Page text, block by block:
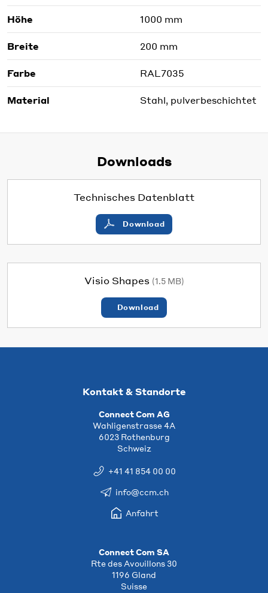
Höhe 1000 mm
Breite 200 mm
Farbe RAL7035
Material Stahl, pulverbeschichtet
Downloads
Technisches Datenblatt
Download
Visio Shapes (1.5 MB)
Download
Kontakt & Standorte
Connect Com AG
Wahligenstrasse 4A
6023 Rothenburg
Schweiz
+41 41 854 00 00
info@ccm.ch
Anfahrt
Connect Com SA
Rte des Avouillons 30
1196 Gland
Suisse